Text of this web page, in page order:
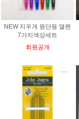
NEW 지우개 원단용 열펜
7가지색상세트
회원공개